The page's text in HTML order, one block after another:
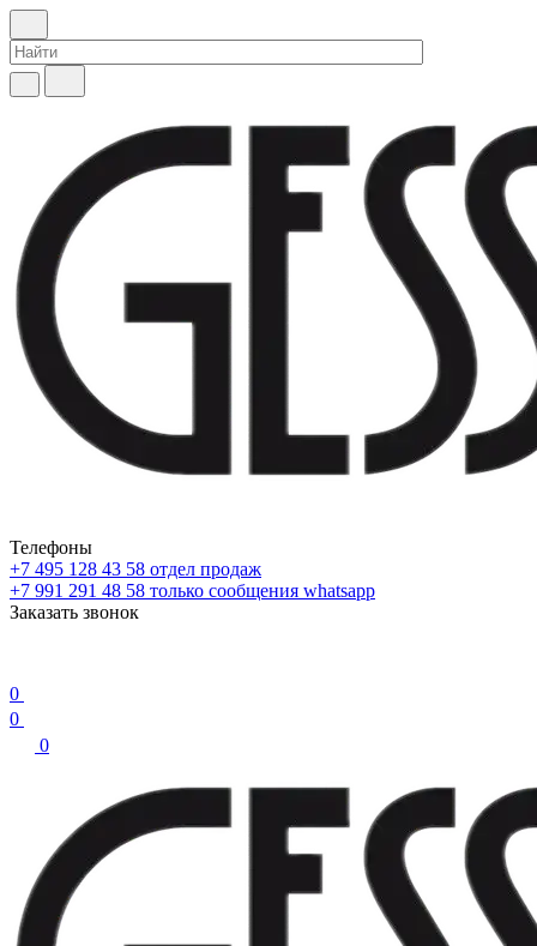
Телефоны
+7 495 128 43 58 отдел продаж
+7 991 291 48 58 только сообщения whatsapp
Заказать звонок
0
0
0